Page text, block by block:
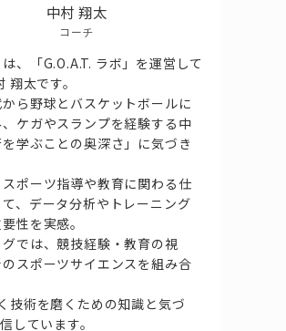
中村 翔太
コーチ
、「G.O.A.T. ラボ」を運営して
翔太です。
ら野球とバスケットボールに
ケガやスランプを経験する中
学ぶことの奥深さ」に気づき
ポーツ指導や教育に関わる仕
、データ分析やトレーニング
性を実感。
グでは、競技経験・教育の視
スポーツサイエンスを組み合
技術を磨くための知識と気づ
しています。